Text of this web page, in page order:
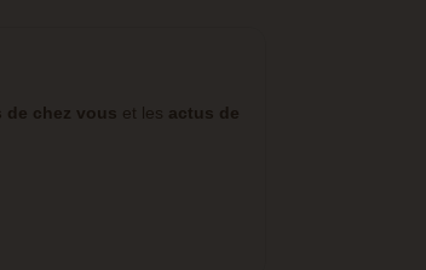
de chez vous et les actus de